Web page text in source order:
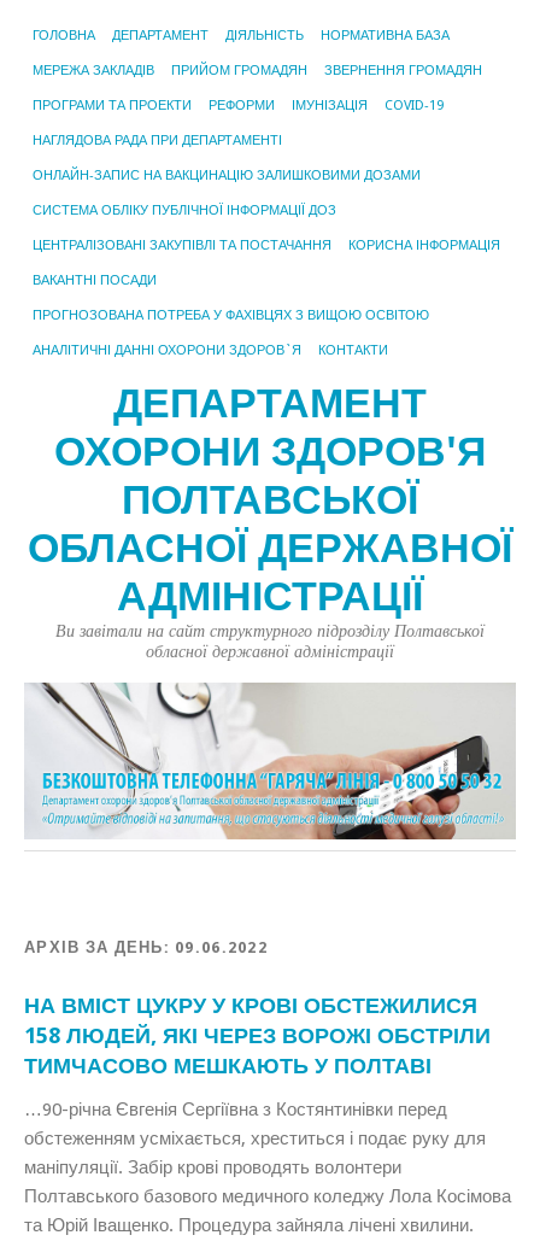
ГОЛОВНА ДЕПАРТАМЕНТ ДІЯЛЬНІСТЬ НОРМАТИВНА БАЗА
МЕРЕЖА ЗАКЛАДІВ ПРИЙОМ ГРОМАДЯН ЗВЕРНЕННЯ ГРОМАДЯН
ПРОГРАМИ ТА ПРОЕКТИ РЕФОРМИ ІМУНІЗАЦІЯ COVID-19
НАГЛЯДОВА РАДА ПРИ ДЕПАРТАМЕНТІ
ОНЛАЙН-ЗАПИС НА ВАКЦИНАЦІЮ ЗАЛИШКОВИМИ ДОЗАМИ
СИСТЕМА ОБЛІКУ ПУБЛІЧНОЇ ІНФОРМАЦІЇ ДОЗ
ЦЕНТРАЛІЗОВАНІ ЗАКУПІВЛІ ТА ПОСТАЧАННЯ КОРИСНА ІНФОРМАЦІЯ
ВАКАНТНІ ПОСАДИ
ПРОГНОЗОВАНА ПОТРЕБА У ФАХІВЦЯХ З ВИЩОЮ ОСВІТОЮ
АНАЛІТИЧНІ ДАННІ ОХОРОНИ ЗДОРОВ`Я КОНТАКТИ
ДЕПАРТАМЕНТ
ОХОРОНИ ЗДОРОВ'Я
ПОЛТАВСЬКОЇ
ОБЛАСНОЇ ДЕРЖАВНОЇ
АДМІНІСТРАЦІЇ
Ви завітали на сайт структурного підрозділу Полтавської
обласної державної адміністрації
АРХІВ ЗА ДЕНЬ: 09.06.2022
НА ВМІСТ ЦУКРУ У КРОВІ ОБСТЕЖИЛИСЯ
158 ЛЮДЕЙ, ЯКІ ЧЕРЕЗ ВОРОЖІ ОБСТРІЛИ
ТИМЧАСОВО МЕШКАЮТЬ У ПОЛТАВІ
…90-річна Євгенія Сергіївна з Костянтинівки перед
обстеженням усміхається, хреститься і подає руку для
маніпуляції. Забір крові проводять волонтери
Полтавського базового медичного коледжу Лола Косімова
та Юрій Іващенко. Процедура зайняла лічені хвилини.